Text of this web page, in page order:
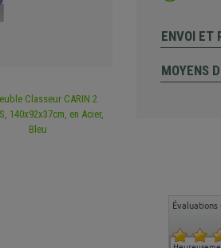
ENVOI ET
MOYENS
Évaluations